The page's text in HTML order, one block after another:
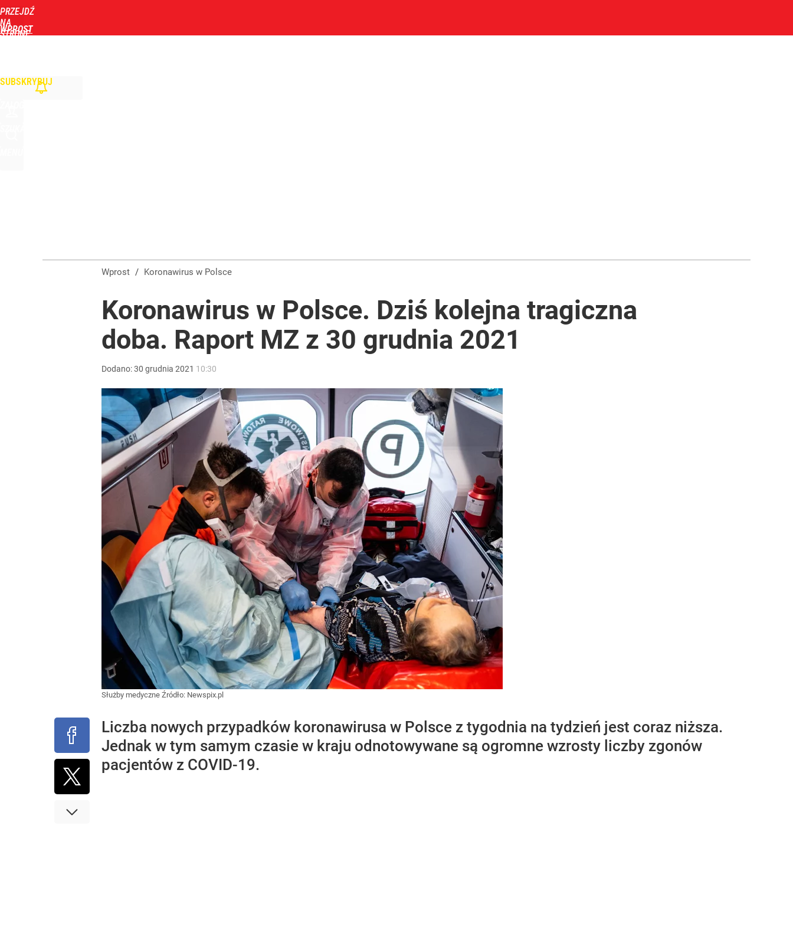
PRZEJDŹ
NA
STRONĘ
WPROST
SUBSKRYBUJ
Wprost / Koronawirus w Polsce
Koronawirus w Polsce. Dziś kolejna tragiczna
doba. Raport MZ z 30 grudnia 2021
Dodano:30 grudnia 2021 10:30
Służby medyczne Źródło: Newspix.pl
Liczba nowych przypadków koronawirusa w Polsce z tygodnia na tydzień jest coraz niższa.
Jednak w tym samym czasie w kraju odnotowywane są ogromne wzrosty liczby zgonów
pacjentów z COVID-19.